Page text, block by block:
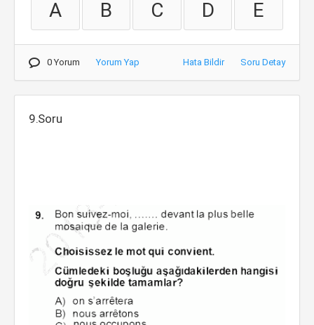
A B C D E
0 Yorum Yorum Yap Hata Bildir Soru Detay
9.Soru